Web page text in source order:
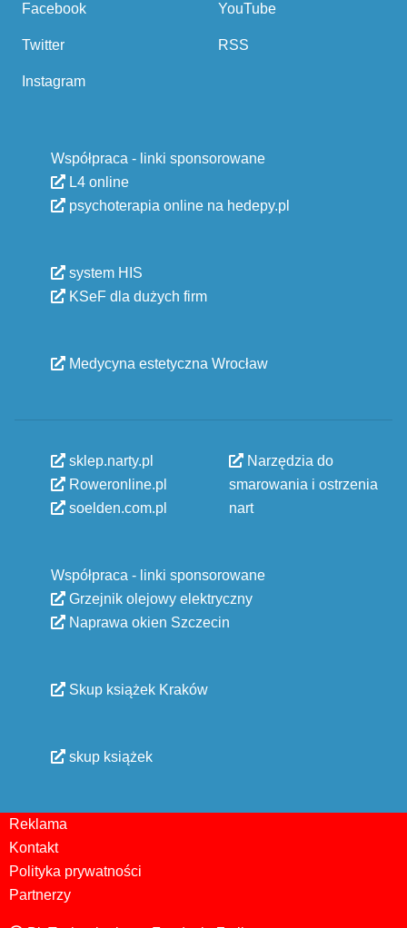
Facebook
Twitter
Instagram
YouTube
RSS
Współpraca - linki sponsorowane
L4 online
psychoterapia online na hedepy.pl
system HIS
KSeF dla dużych firm
Medycyna estetyczna Wrocław
sklep.narty.pl
Roweronline.pl
soelden.com.pl
Narzędzia do
smarowania i ostrzenia
nart
Współpraca - linki sponsorowane
Grzejnik olejowy elektryczny
Naprawa okien Szczecin
Skup książek Kraków
skup książek
Reklama
Kontakt
Polityka prywatności
Partnerzy